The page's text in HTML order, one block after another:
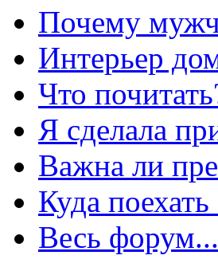
Почему
Интерьер
Что
Я сделала
Важна ли
Куда
Весь форум...